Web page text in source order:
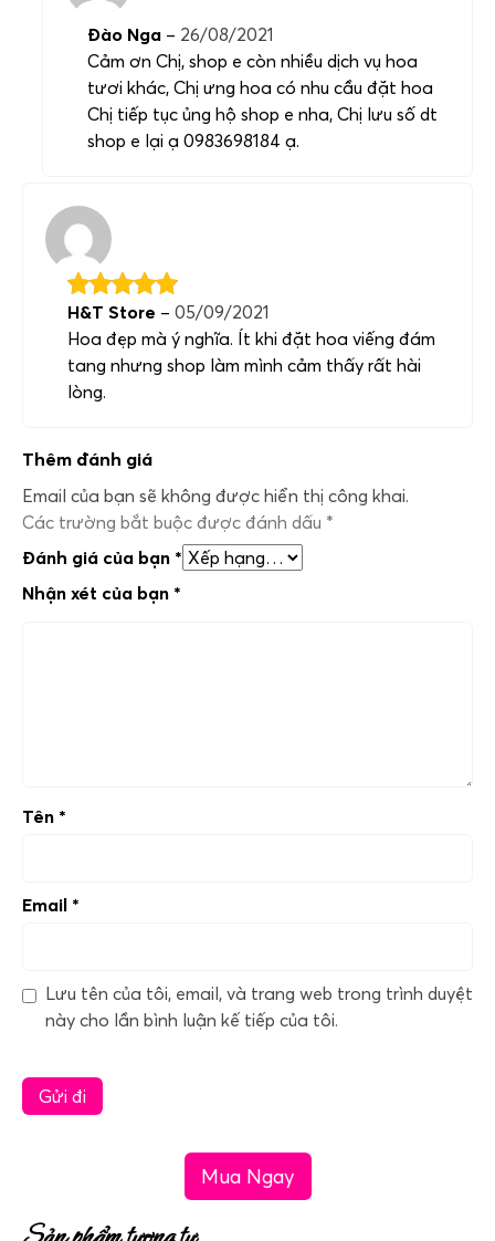
Đào Nga – 26/08/2021
Cảm ơn Chị, shop e còn nhiều dịch vụ hoa
tươi khác, Chị ưng hoa có nhu cầu đặt hoa
Chị tiếp tục ủng hộ shop e nha, Chị lưu số dt
shop e lại ạ 0983698184 ạ.
H&T Store – 05/09/2021
Hoa đẹp mà ý nghĩa. Ít khi đặt hoa viếng đám
tang nhưng shop làm mình cảm thấy rất hài
lòng.
Thêm đánh giá
Email của bạn sẽ không được hiển thị công khai.
Các trường bắt buộc được đánh dấu *
Đánh giá của bạn *
Nhận xét của bạn *
Tên *
Email *
Lưu tên của tôi, email, và trang web trong trình duyệt
này cho lần bình luận kế tiếp của tôi.
Mua Ngay